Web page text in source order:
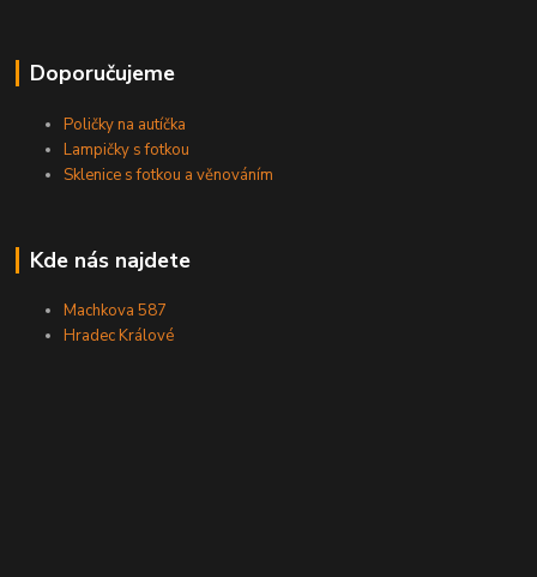
Doporučujeme
Poličky na autíčka
Lampičky s fotkou
Sklenice s fotkou a věnováním
Kde nás najdete
Machkova 587
Hradec Králové